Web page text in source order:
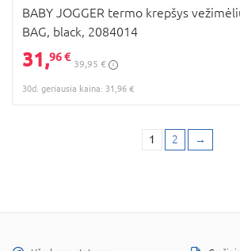
BABY JOGGER termo krepšys
BAG, black, 2084014
31,96 €
39,95 €
30d. geriausia kaina: 31,96 €
1 2 →